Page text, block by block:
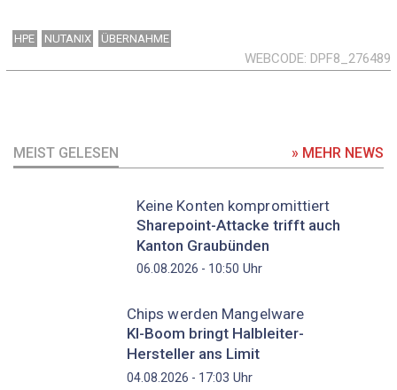
HPE NUTANIX ÜBERNAHME
WEBCODE DPF8_276489
MEIST GELESEN » MEHR NEWS
Keine Konten kompromittiert
Sharepoint-Attacke trifft auch
Kanton Graubünden
06.08.2026 - 10:50 Uhr
Chips werden Mangelware
KI-Boom bringt Halbleiter-
Hersteller ans Limit
04.08.2026 - 17:03 Uhr